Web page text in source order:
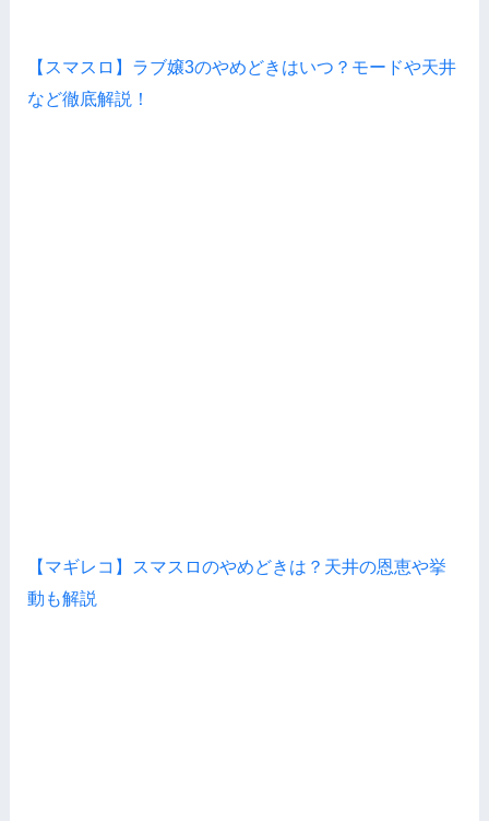
【スマスロ】ラブ嬢3のやめどきはいつ？モードや天井
など徹底解説！
【マギレコ】スマスロのやめどきは？天井の恩恵や挙
動も解説